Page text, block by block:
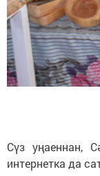
Сүз уңаеннан,
интернетка да